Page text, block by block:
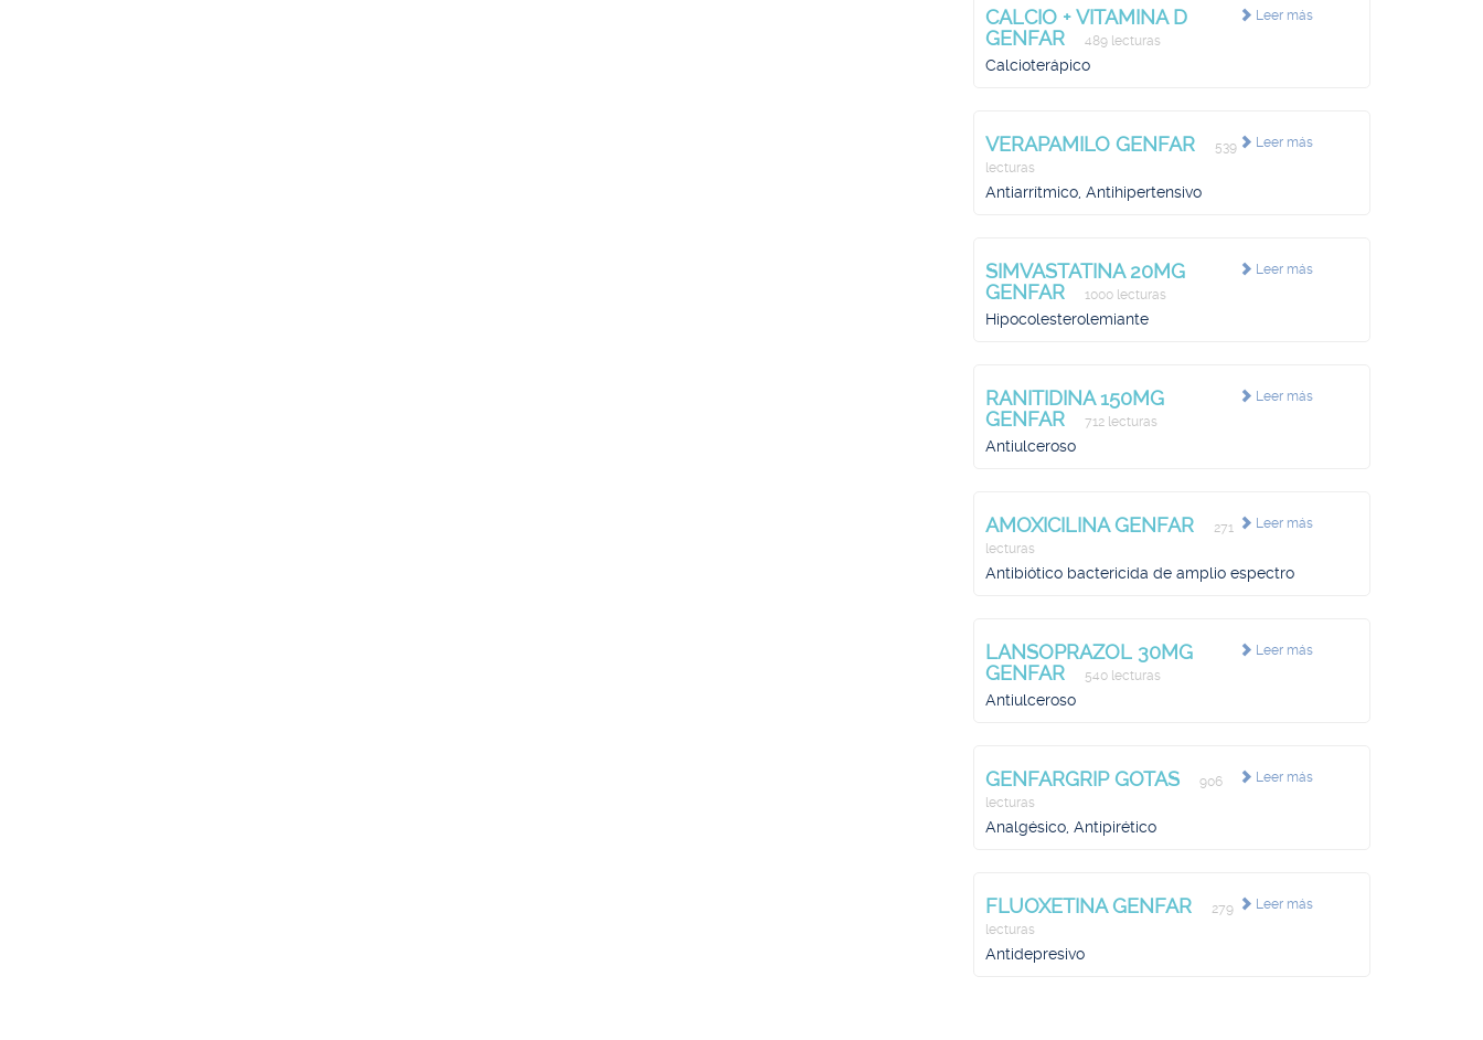
Leer más
CALCIO + VITAMINA D
GENFAR
489 lecturas
Calcioterápico
Leer más
VERAPAMILO GENFAR
539
lecturas
Antiarrítmico, Antihipertensivo
Leer más
SIMVASTATINA 20MG
GENFAR
1000 lecturas
Hipocolesterolemiante
Leer más
RANITIDINA 150MG
GENFAR
712 lecturas
Antiulceroso
Leer más
AMOXICILINA GENFAR
271
lecturas
Antibiótico bactericida de amplio espectro
Leer más
LANSOPRAZOL 30MG
GENFAR
540 lecturas
Antiulceroso
Leer más
GENFARGRIP GOTAS
906
lecturas
Analgésico, Antipirético
Leer más
FLUOXETINA GENFAR
279
lecturas
Antidepresivo